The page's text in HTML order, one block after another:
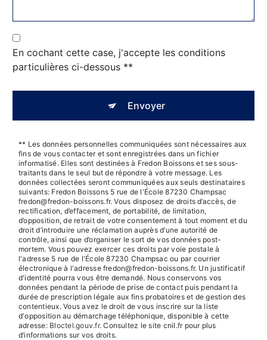
En cochant cette case, j'accepte les conditions
particulières ci-dessous **
Envoyer
** Les données personnelles communiquées sont nécessaires aux
fins de vous contacter et sont enregistrées dans un fichier
informatisé. Elles sont destinées à Fredon Boissons et ses sous-
traitants dans le seul but de répondre à votre message. Les
données collectées seront communiquées aux seuls destinataires
suivants: Fredon Boissons 5 rue de l'École 87230 Champsac
fredon@fredon-boissons.fr. Vous disposez de droits d’accès, de
rectification, d’effacement, de portabilité, de limitation,
d’opposition, de retrait de votre consentement à tout moment et du
droit d’introduire une réclamation auprès d’une autorité de
contrôle, ainsi que d’organiser le sort de vos données post-
mortem. Vous pouvez exercer ces droits par voie postale à
l'adresse 5 rue de l'École 87230 Champsac ou par courrier
électronique à l'adresse fredon@fredon-boissons.fr. Un justificatif
d'identité pourra vous être demandé. Nous conservons vos
données pendant la période de prise de contact puis pendant la
durée de prescription légale aux fins probatoires et de gestion des
contentieux. Vous avez le droit de vous inscrire sur la liste
d'opposition au démarchage téléphonique, disponible à cette
adresse: Bloctel.gouv.fr. Consultez le site cnil.fr pour plus
d’informations sur vos droits.